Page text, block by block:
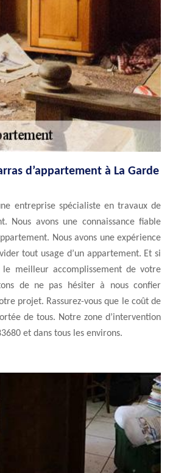
d’appartement à La Garde
entreprise spécialiste en travaux de
Nous avons une connaissance fiable
Nous avons une expérience
tout usage d’un appartement. Et si
le meilleur accomplissement de votre
de ne pas hésiter à nous confier
projet. Rassurez-vous que le coût de
de tous. Notre zone d’intervention
et dans tous les environs.